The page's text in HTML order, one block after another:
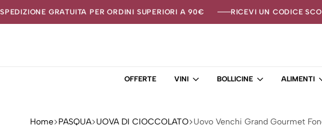
SPEDIZIONE GRATUITA PER ORDINI SUPERIORI A 90€ RICEVI UN CODICE
OFFERTE VINI BOLLICINE ALIMENTI
Home PASQUA UOVA DI CIOCCOLATO Uovo Venchi Grand Gourmet